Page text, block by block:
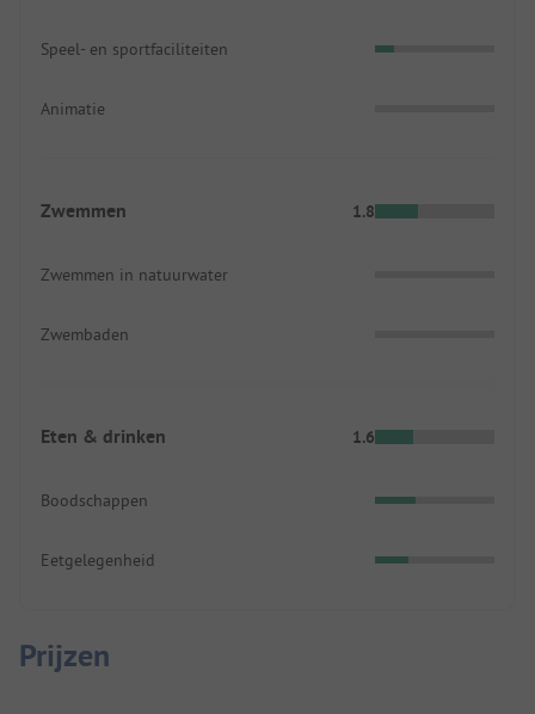
Speel- en sportfaciliteiten
Animatie
Zwemmen 1.8
Zwemmen in natuurwater
Zwembaden
Eten & drinken 1.6
Boodschappen
Eetgelegenheid
Prijzen